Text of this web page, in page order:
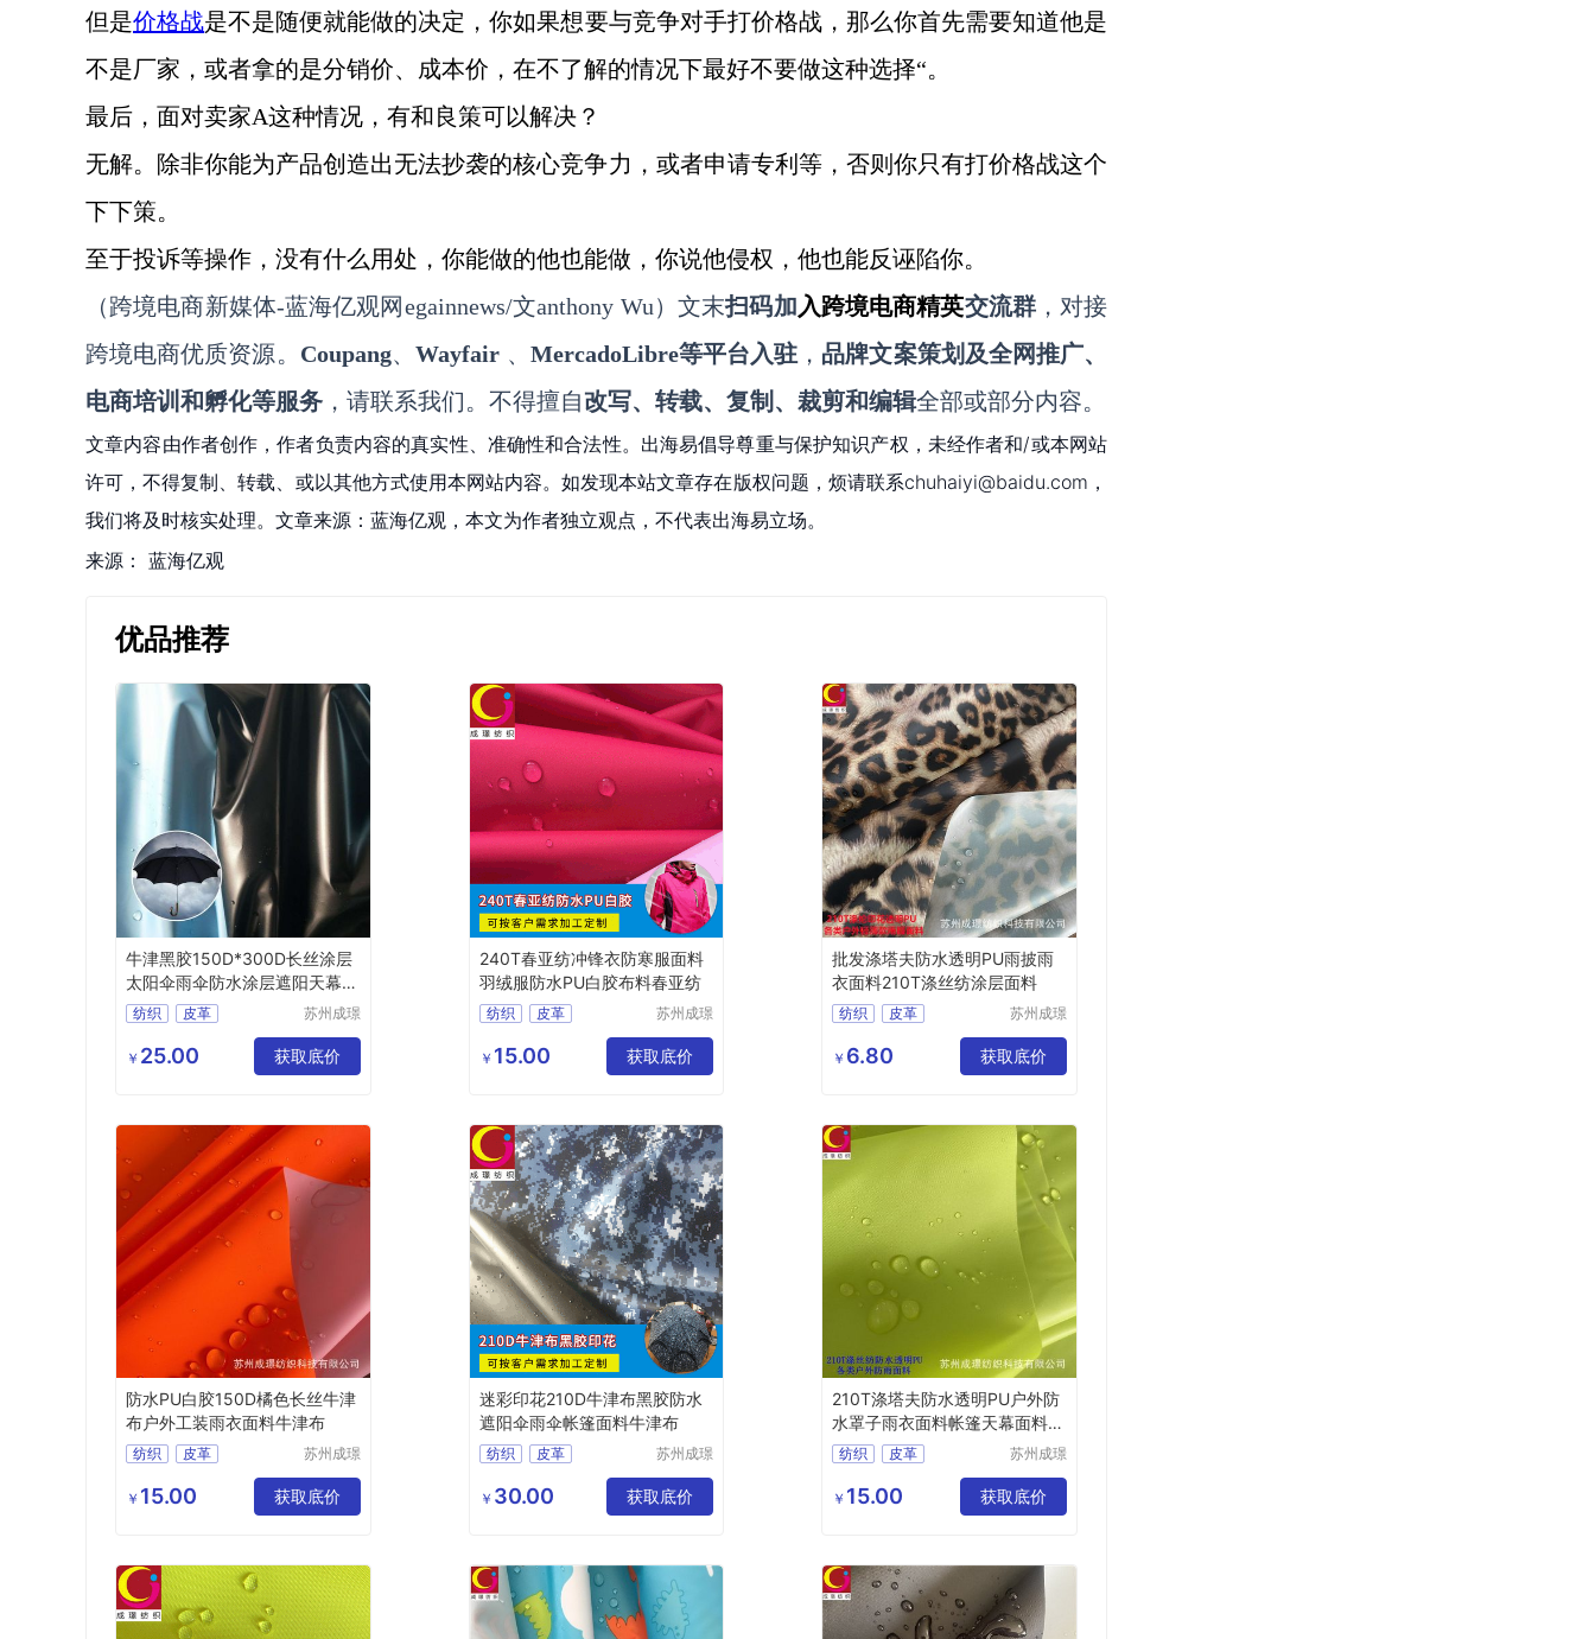
但是价格战是不是随便就能做的决定，你如果想要与竞争对手打价格战，那么你首先需要知道他是
不是厂家，或者拿的是分销价、成本价，在不了解的情况下最好不要做这种选择“。
最后，面对卖家A这种情况，有和良策可以解决？
无解。除非你能为产品创造出无法抄袭的核心竞争力，或者申请专利等，否则你只有打价格战这个
下下策。
至于投诉等操作，没有什么用处，你能做的他也能做，你说他侵权，他也能反诬陷你。
（跨境电商新媒体-蓝海亿观网egainnews/文anthony Wu）文末扫码加入跨境电商精英交流群，对接
跨境电商优质资源。 Coupang、 Wayfair 、 MercadoLibre等平台入驻 ， 品牌文案策划及全网推广、
电商培训和孵化等服务 ，请联系我们。不得擅自改写、转载、复制、裁剪和编辑全部或部分内容。
文章内容由作者创作，作者负责内容的真实性、准确性和合法性。出海易倡导尊重与保护知识产权，未经作者和/或本网站
许可，不得复制、转载、或以其他方式使用本网站内容。如发现本站文章存在版权问题，烦请联系chuhaiyi@baidu.com，
我们将及时核实处理。文章来源：蓝海亿观，本文为作者独立观点，不代表出海易立场。
来源： 蓝海亿观
优品推荐
牛津黑胶150D*300D长丝涂层
太阳伞雨伞防水涂层遮阳天幕面
料纺织
皮革
其他化纤面料
苏州成璟
有限公司
￥ 25.00 获取底价
240T春亚纺冲锋衣防寒服面料
羽绒服防水PU白胶布料春亚纺
纺织
皮革
尼龙面料
苏州成璟
有限公司
￥ 15.00 获取底价
批发涤塔夫防水透明PU雨披雨
衣面料210T涤丝纺涂层面料
纺织
皮革
涤纶面料
苏州成璟
有限公司
￥ 6.80 获取底价
防水PU白胶150D橘色长丝牛津
布户外工装雨衣面料牛津布
纺织
皮革
涤纶面料
苏州成璟
有限公司
￥ 15.00 获取底价
迷彩印花210D牛津布黑胶防水
遮阳伞雨伞帐篷面料牛津布
纺织
皮革
涤纶面料
苏州成璟
有限公司
￥ 30.00 获取底价
210T涤塔夫防水透明PU户外防
水罩子雨衣面料帐篷天幕面料涤
塔夫
纺织
皮革
涤纶面料
苏州成璟
有限公司
￥ 15.00 获取底价